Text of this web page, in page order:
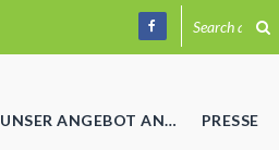
UNSER ANGEBOT AN… PRESSE